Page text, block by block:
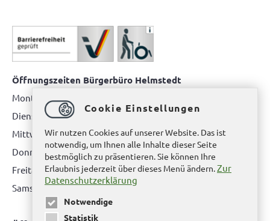
Öffnungszeiten Bürgerbüro Helmstedt
Montag: 08.00 bis 12.00 Uhr
Dienstag: 08.00 bis 12.00 Uhr & 15.00 Uhr bis 17.00 Uhr
Mittwoch: nur nach Terminvereinbarung
Donnerstag: 08.00 bis 12.00 Uhr & 14.00 Uhr bis 16.00 Uhr
Freitag: nur nach Terminvereinbarung
Samstag:bitte hier klicken
Cookie Einstellungen
Wir nutzen Cookies auf unserer Website. Das ist
notwendig, um Ihnen alle Inhalte dieser Seite
bestmöglich zu präsentieren. Sie können Ihre
Erlaubnis jederzeit über dieses Menü ändern.Zur
Datenschutzerklärung
Notwendige
Statistik